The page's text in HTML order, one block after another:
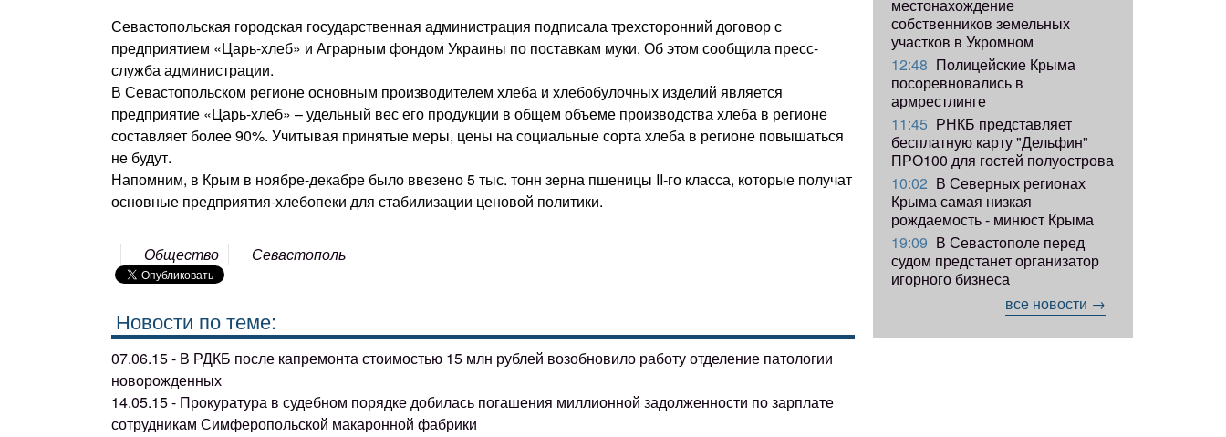
Севастопольская городская государственная администрация подписала трехсторонний договор с
предприятием «Царь-хлеб» и Аграрным фондом Украины по поставкам муки. Об этом сообщила пресс-
служба администрации.
В Севастопольском регионе основным производителем хлеба и хлебобулочных изделий является
предприятие «Царь-хлеб» – удельный вес его продукции в общем объеме производства хлеба в регионе
составляет более 90%. Учитывая принятые меры, цены на социальные сорта хлеба в регионе повышаться
не будут.
Напомним, в Крым в ноябре-декабре было ввезено 5 тыс. тонн зерна пшеницы II-го класса, которые получат
основные предприятия-хлебопеки для стабилизации ценовой политики.
Общество Севастополь
Новости по теме:
07.06.15 - В РДКБ после капремонта стоимостью 15 млн рублей возобновило работу отделение патологии
новорожденных
14.05.15 - Прокуратура в судебном порядке добилась погашения миллионной задолженности по зарплате
сотрудникам Симферопольской макаронной фабрики
местонахождение
собственников земельных
участков в Укромном
12:48 Полицейские Крыма
посоревновались в
армрестлинге
11:45 РНКБ представляет
бесплатную карту "Дельфин"
ПРО100 для гостей полуострова
10:02 В Северных регионах
Крыма самая низкая
рождаемость - минюст Крыма
19:09 В Севастополе перед
судом предстанет организатор
игорного бизнеса
все новости →